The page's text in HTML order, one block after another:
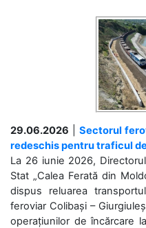
29.06.2026
Sectorul
redeschis pentru traficul
La 26 iunie 2026,
Stat „Calea Ferată din
dispus reluarea
feroviar Colibași –
operațiunilor de încărcare